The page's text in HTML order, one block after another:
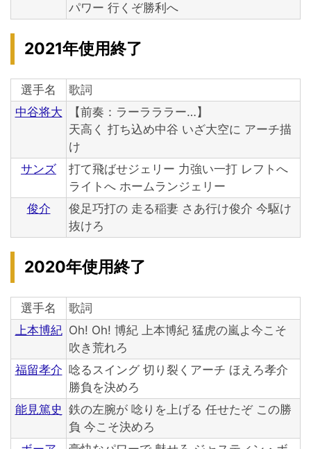
パワー 行くぞ勝利へ
2021年使用終了
選手名
歌詞
中谷将大
【前奏：ラーラララー…】
天高く 打ち込め中谷 いざ大空に アーチ描
け
サンズ
打て飛ばせジェリー 力強い一打 レフトへ
ライトへ ホームランジェリー
俊介
俊足巧打の 走る稲妻 さあ行け俊介 今駆け
抜けろ
2020年使用終了
選手名
歌詞
上本博紀 Oh! Oh! 博紀 上本博紀 猛虎の嵐よ今こそ
吹き荒れろ
福留孝介 唸るスイング 切り裂くアーチ ほえろ孝介
勝負を決めろ
能見篤史 鉄の左腕が 唸りを上げる 任せたぞ この勝
負 今こそ決めろ